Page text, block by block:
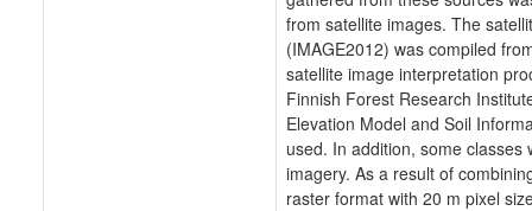
from satellite images. The
(IMAGE2012) was compiled
satellite image interpretation
Finnish Forest Research
Elevation Model and Soil
used. In addition, some
imagery. As a result of
raster format with 20 m pixel